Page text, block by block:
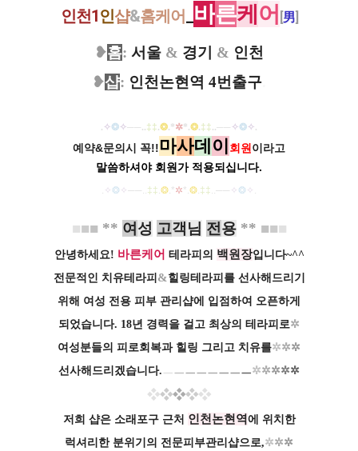
인천1인샵&홈케어_바른케 어 [男]
❥홈: 서울 & 경기 & 인천
❥샵: 인천논현역 4번출구
. ✧❂✧──..‡‡.❂.*✲*.❂.‡‡..── ✧❂✧.
예약&문의시 꼭!!마사데 이 회원 이라고
말씀하셔야 회원가 적용되십니다.
. ✧ ❂ ✧──..‡‡.❂. * ✲ * .❂.‡‡..── ✧ ❂ ✧ .
■■■ ** 여 성 고객님 전용 ** ■■■
안녕하세요! 바른케어 테라피의 백원장입니다~^^
전문적인 치유테라피 &힐링테라피를 선사해드리기
위해 여성 전용 피부 관리샵에 입점하여 오픈하게
되었습니다. 18년 경력을 걸고 최상의 테라피로✲
여성분들의 피로회복과 힐링 그리고 치유를✲✲✲
선사해드리겠습니다. ㅡㅡㅡㅡㅡㅡㅡㅡ✲✲✲✲✲
❖❖❖❖❖
저희 샵은 소래포구 근처 인천논현역에 위치한
럭셔리한 분위기의 전문피부관리샵으로,✲✲✲